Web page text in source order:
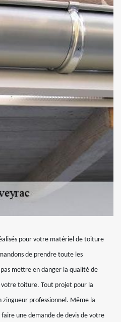
pour votre matériel de toiture
de prendre toute les
mettre en danger la qualité de
toiture. Tout projet pour la
professionnel. Même la
une demande de devis de votre